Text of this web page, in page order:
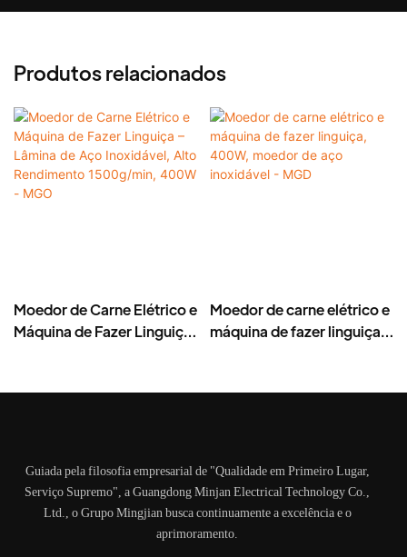
Produtos relacionados
Moedor de Carne Elétrico e
Máquina de Fazer Linguiça
Rendimento 1500g/min,
Moedor de carne elétrico e
máquina de fazer linguiça,
Guiada pela filosofia empresarial de "Qualidade em Primeiro Lugar,
Serviço Supremo", a Guangdong Minjan Electrical Technology Co.,
Ltd., o Grupo Mingjian busca continuamente a excelência e o
aprimoramento.